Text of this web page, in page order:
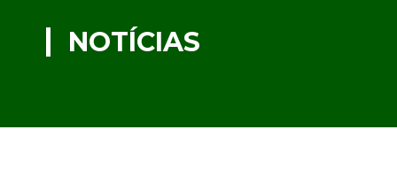
NOTÍCIAS